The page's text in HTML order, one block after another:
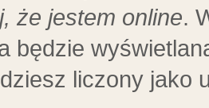
że jestem online.
będzie
liczony jako